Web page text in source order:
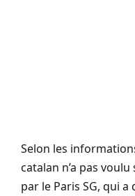
Selon les
catalan n’a pas
par le Paris SG, qui